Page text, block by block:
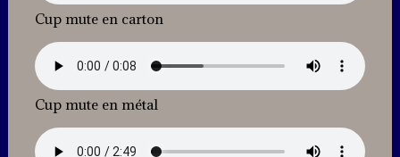
Cup mute en carton
Cup mute en métal